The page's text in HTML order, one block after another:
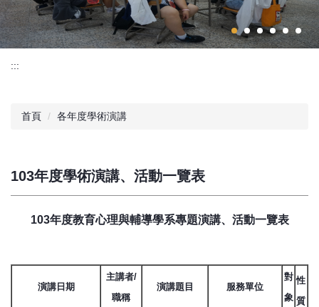
:::
首頁 各年度學術演講
103年度學術演講、活動一覽表
103年度教育心理與輔導學系專題演講、活動一覽表
演講日期
主講者/
職稱
演講題目 服務單位
對
象
性
質